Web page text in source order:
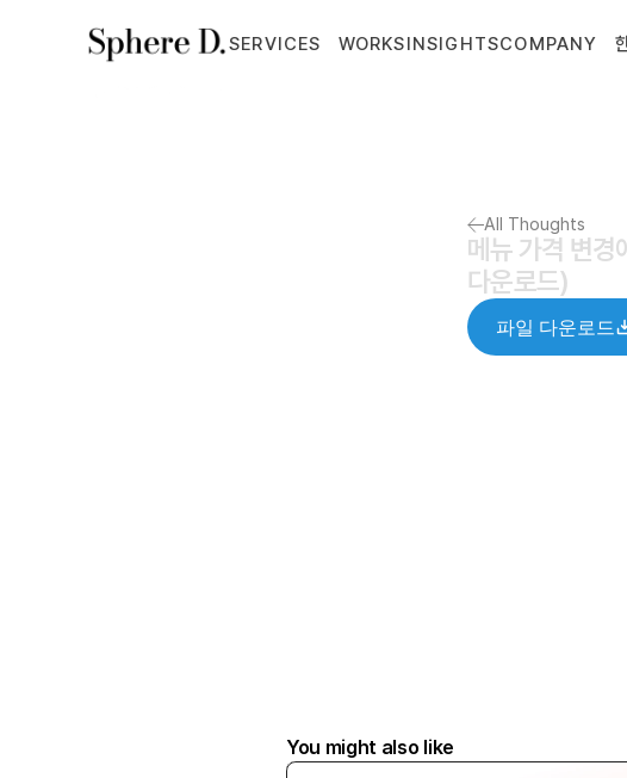
SERVICES WORKSINSIGHTSCOMPANY
All Thoughts
메뉴 가격 변경
다운로드)
파일 다운로드
You might also like